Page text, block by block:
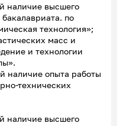
наличие высшего
по
технология»;
масс и
и технологии
наличие опыта работы
технических
наличие высшего